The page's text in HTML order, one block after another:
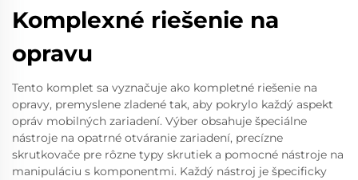
Komplexné riešenie na
opravu
Tento komplet sa vyznačuje ako kompletné riešenie na
opravy, premyslene zladené tak, aby pokrylo každý aspekt
opráv mobilných zariadení. Výber obsahuje špeciálne
nástroje na opatrné otváranie zariadení, precízne
skrutkovače pre rôzne typy skrutiek a pomocné nástroje na
manipuláciu s komponentmi. Každý nástroj je špecificky